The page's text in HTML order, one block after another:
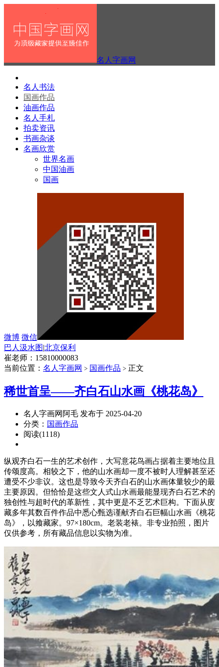
名人字画网
名人书法
国画作品
油画作品
名人手札
拍卖资讯
书画杂谈
名画欣赏
世界名画
中国油画
国画
微博 微信
巴人汲水图|北京保利
崔老师：15810000083
当前位置： 名人字画网 > 国画作品 > 正文
稀世首呈——齐白石山水画《桃花岛》
名人字画网阿毛 发布于 2025-04-20
分类： 国画作品
阅读(1118)
纵观齐白石一生的艺术创作，大写意花鸟画占据着主要地位且
传颂度高。相较之下，他的山水画却一度不被时人理解甚至还
遭受不少非议。这也是导致今天齐白石的山水画体量较少的最
主要原因。但恰恰是这些文人式山水画最能显现齐白石艺术的
独创性与超时代的革新性，其中更是不乏艺术巨构。下面从庋
藏多年其数百件作品中悉心甄选谨献齐白石巨幅山水画《桃花
岛》，以飨藏家。97×180cm。老装老裱。非专业拍照，图片
仅供参考，所有藏品信息以实物为准。